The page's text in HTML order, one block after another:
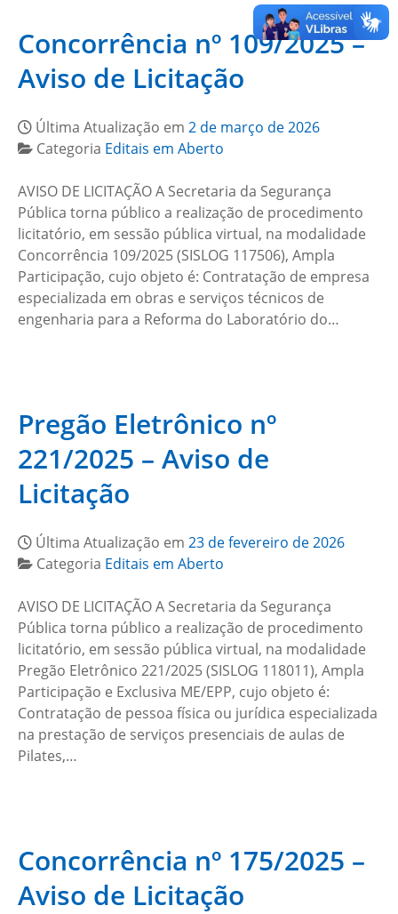
Concorrência nº 109/2025 –
Aviso de Licitação
Última Atualização em 2 de março de 2026
Categoria Editais em Aberto
AVISO DE LICITAÇÃO A Secretaria da Segurança
Pública torna público a realização de procedimento
licitatório, em sessão pública virtual, na modalidade
Concorrência 109/2025 (SISLOG 117506), Ampla
Participação, cujo objeto é: Contratação de empresa
especializada em obras e serviços técnicos de
engenharia para a Reforma do Laboratório do…
Pregão Eletrônico nº
221/2025 – Aviso de
Licitação
Última Atualização em 23 de fevereiro de 2026
Categoria Editais em Aberto
AVISO DE LICITAÇÃO A Secretaria da Segurança
Pública torna público a realização de procedimento
licitatório, em sessão pública virtual, na modalidade
Pregão Eletrônico 221/2025 (SISLOG 118011), Ampla
Participação e Exclusiva ME/EPP, cujo objeto é:
Contratação de pessoa física ou jurídica especializada
na prestação de serviços presenciais de aulas de
Pilates,…
Concorrência nº 175/2025 –
Aviso de Licitação